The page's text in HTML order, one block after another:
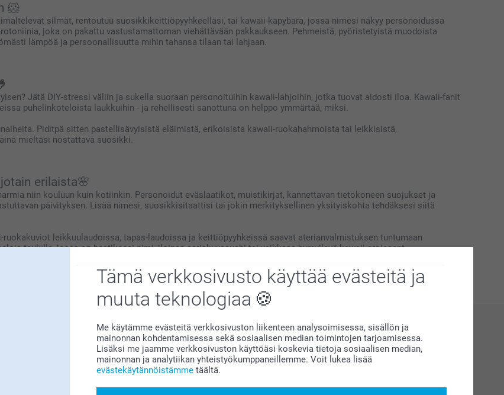
Tämä verkkosivusto käyttää evästeitä ja
muuta teknologiaa
Me käytämme evästeitä verkkosivuston liikenteen analysoimisessa, sisällön ja
mainonnan kohdentamisessa sekä sosiaalisen median toimintojen tarjoamisessa.
Lisäksi me jaamme verkkosivuston käyttöäsi koskevia tietoja sosiaalisen median,
mainonnan ja analytiikan yhteistyökumppaneillemme. Voit lukea lisää
evästekäytännöistämme täältä.
🐹
silmät, rentoutuu suosikkikeittiöpyyhkeelläsi, tai kawaii-kapybara, jossa nimesi näkyy personoidussa
joka on pakattu vastustamattoman viehättävään pakkaukseen. Pehmeistä, pyöristetyistä muodoista
lämpöä ja persoonallisuutta mihin tahansa tilaan tai lahjaan.
Jätä DIY-stressi väliin ja sukella suoraan personoituihin kawaii-lahjoihin, jotka tuovat aidosti iloa. Kawaii-fanit
puhelinkoteloista laukkuihin - ja rehellisesti sanottuna on helppo ymmärtää, miksi.
Piditpä sitten pastellisävyisistä eläimistä, erikoisista kawaii-ruokahahmoista tai leikkisistä,
mieltäsi nostattava suosikki.
erilaista🌸
niin kouluun kuin kotiinkin. Personoidut eväslaatikot, muistikirjat, kannettavan tietokoneen suojukset ja
päivityksen. Lisää nimesi, suosikkisitaattisi tai jokin merkityksellinen yksityiskohta tehdäksesi siitä
leikkuulaudoissa, tapas-laudoissa ja keittiöpyyhkeissä saavat aterianvalmistuksen tuntumaan
taululla, jossa on bestiksesi nimi, iloinen sarjakuvasushi tai vaikkapa hymyilevä kawaii-croissant.
tai arjen rutiiniin olipa kyseessä sitten itsesi hemmottelu tai huomaavainen personoitu lahja.
smartphoto?